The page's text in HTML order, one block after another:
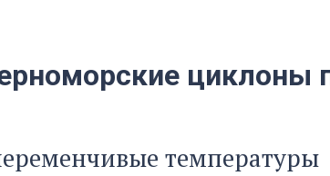
циклоны
температуры